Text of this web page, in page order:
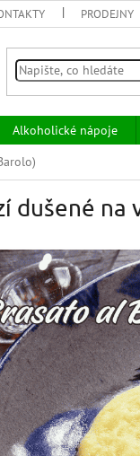
PRODEJNY
Alkoholické nápoje
dušené na